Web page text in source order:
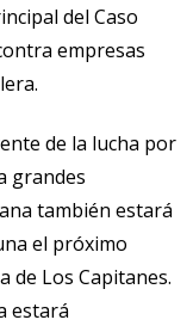
del Caso
empresas
de la lucha por
grandes
también estará
el próximo
de Los Capitanes.
estará